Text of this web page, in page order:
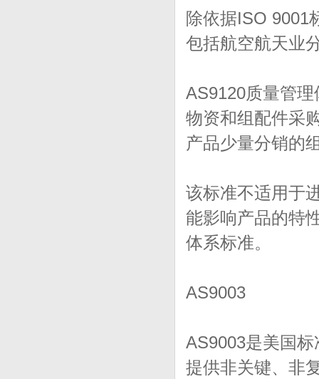
除依据ISO 9001
包括航空航天业
AS9120质量管
物资和组配件采
产品少量分销的
该标准不适用于
能影响产品的特
体系标准。
AS9003
AS9003是美国
提供非关键、非